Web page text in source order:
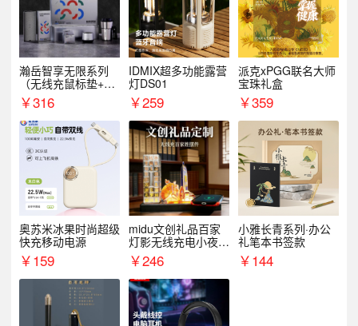
瀚岳智享无限系列
（无线充鼠标垫+飞
利浦音响+乐扣咖啡
杯）
￥316
IDMIX超多功能露营
灯DS01
￥259
派克xPGG联名大师
宝珠礼盒
￥359
奥苏米冰果时尚超级
快充移动电源
￥159
midu文创礼品百家
灯影无线充电小夜灯
纪念礼品定制
￥246
小雅长青系列·办公
礼笔本书签款
￥144